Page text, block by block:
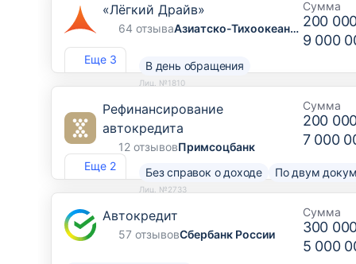
Еще 3
«Лёгкий Драйв»
64 отзыва Азиатско-Тихоокеанский Банк
Сумма
200
9 000
В день обращения
Лиц. №1810
Еще 2
Рефинансирование
автокредита
12 отзывовПримсоцбанк
Сумма
200
7 000
Без справок о доходе По двум
Лиц. №2733
Автокредит
57 отзывовСбербанк России
Сумма
300
5 000